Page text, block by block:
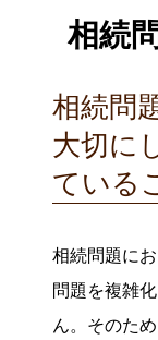
相続
相続問
大切に
ている
相続問題に
問題を複雑
ん。そのた